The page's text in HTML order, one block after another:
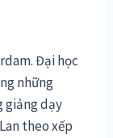
Đại học
những
giảng dạy
theo xếp